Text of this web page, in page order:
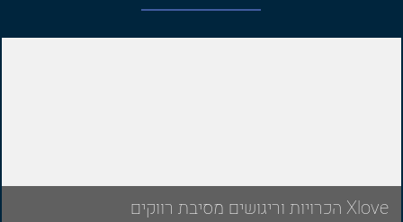
Xlove הכרויות וריגושים מסיבת רווקים